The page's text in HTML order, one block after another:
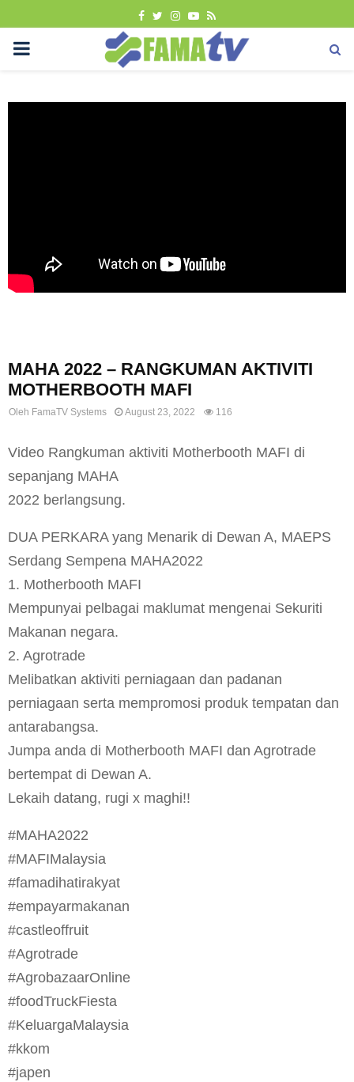
FACEBOOK
TWITTER
INSTAGRAM
YOUTUBE
RSS
PRIMARY
MAHA 2022 – RANGKUMAN AKTIVITI
MOTHERBOOTH MAFI
Oleh FamaTV Systems August 23, 2022 116
Video Rangkuman aktiviti Motherbooth MAFI di
sepanjang MAHA
2022 berlangsung.
DUA PERKARA yang Menarik di Dewan A, MAEPS
Serdang Sempena MAHA2022
1. Motherbooth MAFI
Mempunyai pelbagai maklumat mengenai Sekuriti
Makanan negara.
2. Agrotrade
Melibatkan aktiviti perniagaan dan padanan
perniagaan serta mempromosi produk tempatan dan
antarabangsa.
Jumpa anda di Motherbooth MAFI dan Agrotrade
bertempat di Dewan A.
Lekaih datang, rugi x maghi!!
#MAHA2022
#MAFIMalaysia
#famadihatirakyat
#empayarmakanan
#castleoffruit
#Agrotrade
#AgrobazaarOnline
#foodTruckFiesta
#KeluargaMalaysia
#kkom
#japen